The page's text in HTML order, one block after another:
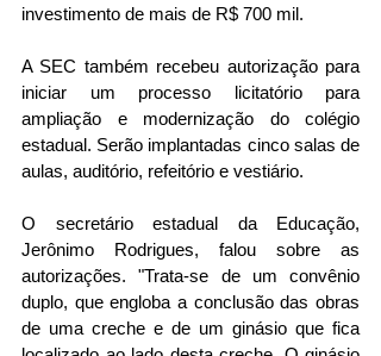
investimento de mais de R$ 700 mil.
A SEC também recebeu autorização para
iniciar um processo licitatório para
ampliação e modernização do colégio
estadual. Serão implantadas cinco salas de
aulas, auditório, refeitório e vestiário.
O secretário estadual da Educação,
Jerônimo Rodrigues, falou sobre as
autorizações. "Trata-se de um convênio
duplo, que engloba a conclusão das obras
de uma creche e de um ginásio que fica